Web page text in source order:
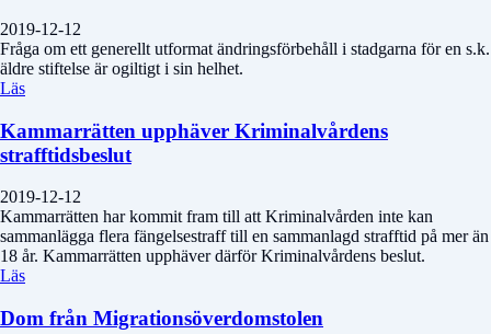
2019-12-12
Fråga om ett generellt utformat ändringsförbehåll i stadgarna för en s.k.
äldre stiftelse är ogiltigt i sin helhet.
Läs
Kammarrätten upphäver Kriminalvårdens
strafftidsbeslut
2019-12-12
Kammarrätten har kommit fram till att Kriminalvården inte kan
sammanlägga flera fängelsestraff till en sammanlagd strafftid på mer än
18 år. Kammarrätten upphäver därför Kriminalvårdens beslut.
Läs
Dom från Migrationsöverdomstolen